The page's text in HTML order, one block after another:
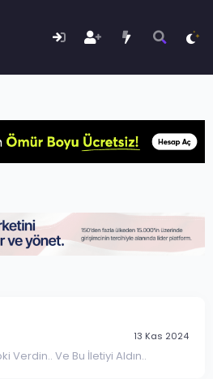
13 Kas 2024
Verdin.. Ve Bu İletiyi Aldın..